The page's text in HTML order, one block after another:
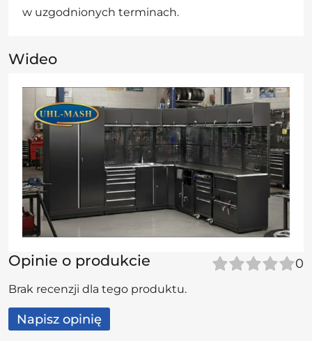
w uzgodnionych terminach.
Wideo
Opinie o produkcie 0
Brak recenzji dla tego produktu.
Napisz opinię